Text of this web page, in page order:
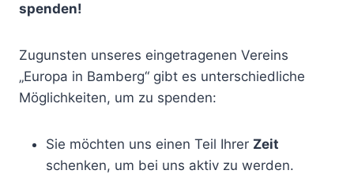
spenden!
Zugunsten unseres eingetragenen Vereins
„Europa in Bamberg“ gibt es unterschiedliche
Möglichkeiten, um zu spenden:
Sie möchten uns einen Teil Ihrer Zeit
schenken, um bei uns aktiv zu werden.